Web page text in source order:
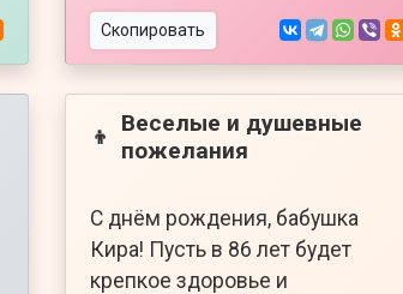
Скопировать
👦
Веселые и душевные
пожелания
С днём рождения, бабушка
Кира! Пусть в 86 лет будет
крепкое здоровье и